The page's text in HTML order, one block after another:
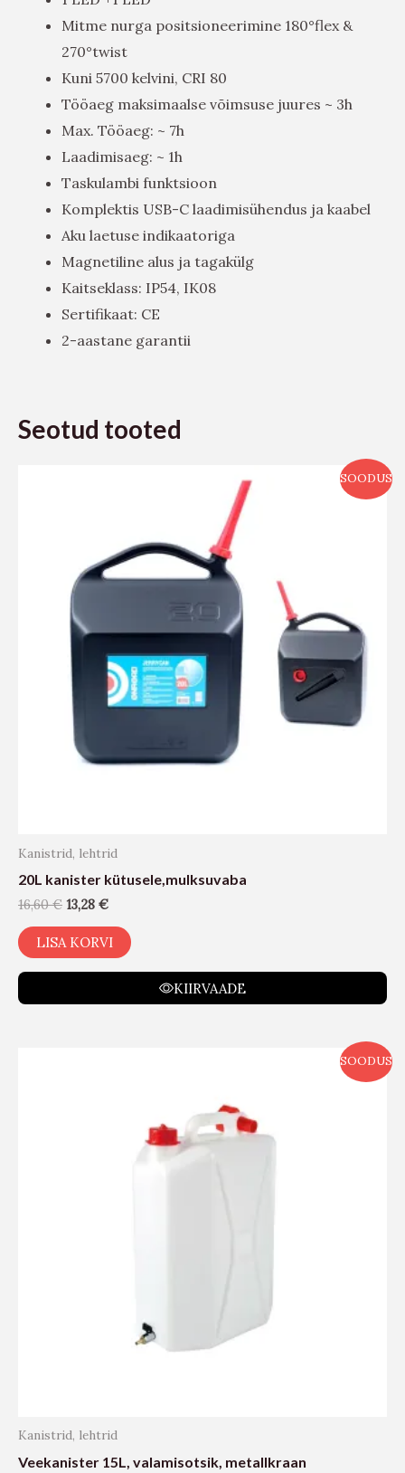
Mitme nurga positsioneerimine 180°flex &
270°twist
Kuni 5700 kelvini, CRI 80
Tööaeg maksimaalse võimsuse juures ~ 3h
Max. Tööaeg: ~ 7h
Laadimisaeg: ~ 1h
Taskulambi funktsioon
Komplektis USB-C laadimisühendus ja kaabel
Aku laetuse indikaatoriga
Magnetiline alus ja tagakülg
Kaitseklass: IP54, IK08
Sertifikaat: CE
2-aastane garantii
Seotud tooted
SOODUS
Kanistrid, lehtrid
20L kanister kütusele,mulksuvaba
16,60€ 13,28 €
LISA KORVI
KIIRVAADE
SOODUS
Kanistrid, lehtrid
Veekanister 15L, valamisotsik, metallkraan